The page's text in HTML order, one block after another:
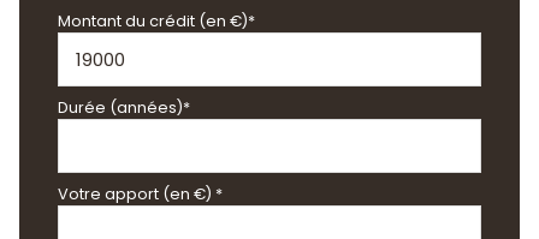
Montant du crédit (en €)*
Durée (années)*
Votre apport (en €) *